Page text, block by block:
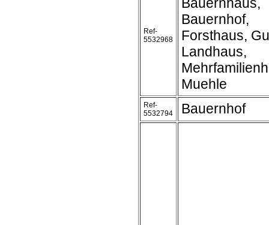
Ref-
5532968
Bauernhof,
Forsthaus,
Landhaus,
Muehle
Ref-
5532794
Bauernhof